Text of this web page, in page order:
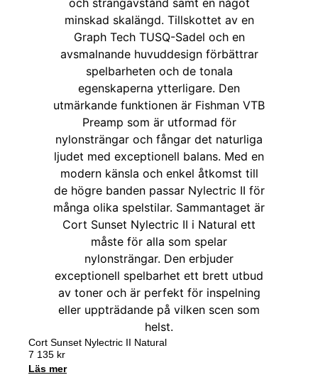
Cort Sunset Nylectric II Natural
7 135 kr
Läs mer